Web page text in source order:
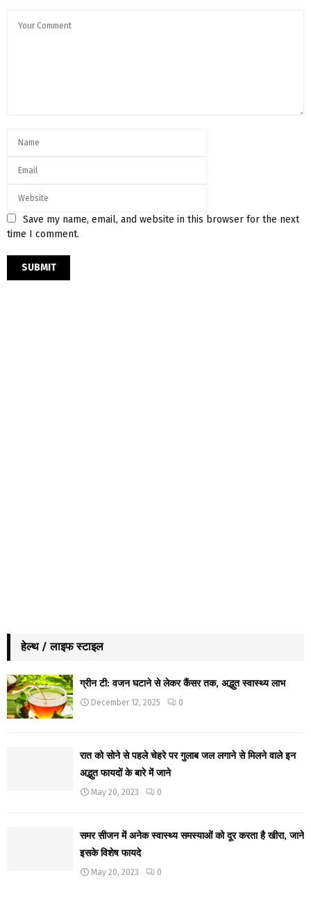
Save my name, email, and website in this browser for the next
time I comment.
हेल्थ / लाइफ स्टाइल
ग्रीन टी: वजन घटाने से लेकर कैंसर तक, अद्भुत स्वास्थ्य लाभ
December 12, 2025 0
रात को सोने से पहले चेहरे पर गुलाब जल लगाने से मिलने वाले इन
अद्भुत फायदों के बारे में जाने
May 20, 2023 0
समर सीजन में अनेक स्वास्थ्य समस्याओं को दूर करता है खीरा, जाने
इसके विशेष फायदे
May 20, 2023 0